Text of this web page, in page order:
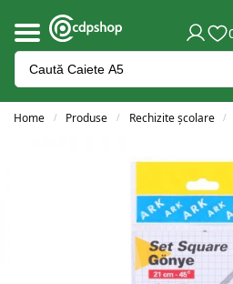
Home / Produse / Rechizite școlare /